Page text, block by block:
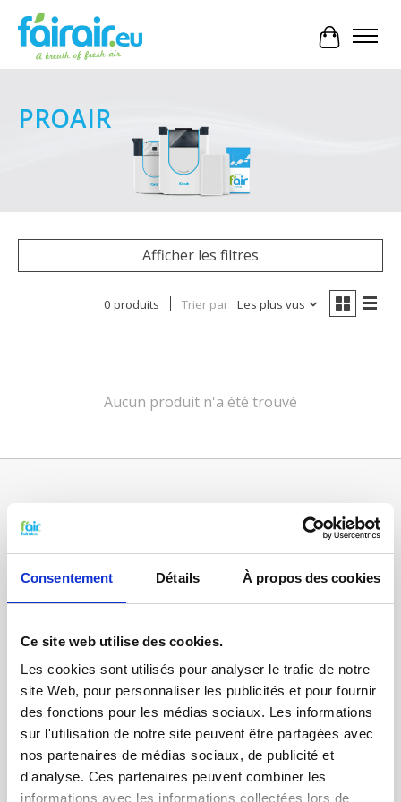
Consentement Détails À propos des cookies
Ce site web utilise des cookies.
Les cookies sont utilisés pour analyser le trafic de notre
site Web, pour personnaliser les publicités et pour fournir
des fonctions pour les médias sociaux. Les informations
sur l'utilisation de notre site peuvent être partagées avec
nos partenaires de médias sociaux, de publicité et
d'analyse. Ces partenaires peuvent combiner les
informations avec les informations collectées lors de
Panier
PROAIR
Afficher les filtres
0 produits Trier par Les plus vus
Aucun produit n'a été trouvé
FILTRES VMC DOUBLE FLUX
FILTRE À AIR POUR CHAUFFAGE
TISSUS FILTRANTS ET MATS
FILTRES À POCHES